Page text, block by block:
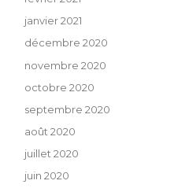
janvier 2021
décembre 2020
novembre 2020
octobre 2020
septembre 2020
août 2020
juillet 2020
juin 2020